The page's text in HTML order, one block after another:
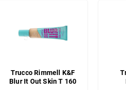
Trucco Rimmell K&F
Blur It Out Skin T 160